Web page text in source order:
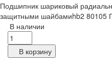
Подшипник шариковый
защитными шайбамиhb2 80105
В наличии
В корзину